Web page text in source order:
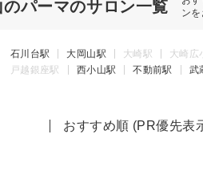
パーマのサロン一覧
ンを
石川台駅 大岡山駅 大崎駅 大崎広
戸越銀座駅
西小山駅 不動前駅 武
おすすめ順 (PR優先表